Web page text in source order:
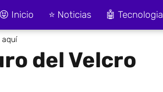
😝 Inicio ⭐ Noticias 🤖 Tecnologia
aquí
del Velcro